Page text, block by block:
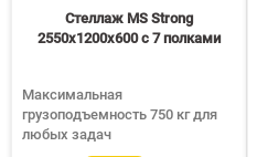
Стеллаж MS Strong
2550х1200х600 c 7 полками
Максимальная
грузоподъемность 750 кг для
любых задач